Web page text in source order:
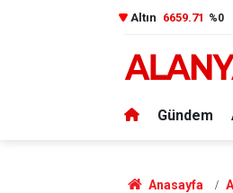
Altın 6659.71 %0
Gündem
Anasayfa